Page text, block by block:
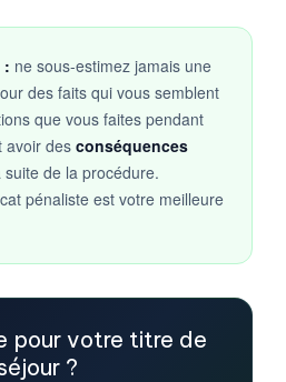
: ne sous-estimez jamais une
des faits qui vous semblent
que vous faites pendant
avoir des conséquences
suite de la procédure.
pénaliste est votre meilleure
pour votre titre de
?